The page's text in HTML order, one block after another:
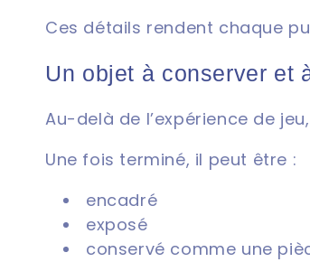
Ces détails rendent chaque
Un objet à conserver et
Au-delà de l’expérience de
Une fois terminé, il peut être :
encadré
exposé
conservé comme une